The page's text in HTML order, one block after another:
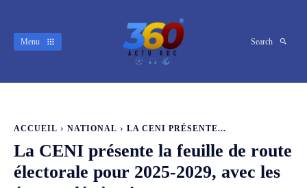
Menu Search
ACCUEIL NATIONAL LA CENI PRÉSENTE...
La CENI présente la feuille de route
électorale pour 2025-2029, avec les